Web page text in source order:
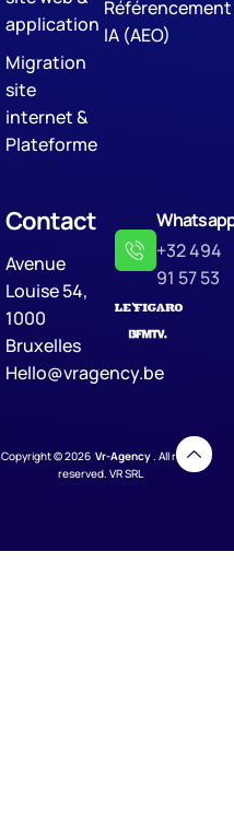
application
Migration
site
internet &
Plateforme
Référencement
IA (AEO)
Contact
Avenue
Louise 54,
1000
Bruxelles
Hello@vragency.be
+32 494
91 57 53
Copyright © 2026 Vr-Agency. All rights
reserved. VR SRL